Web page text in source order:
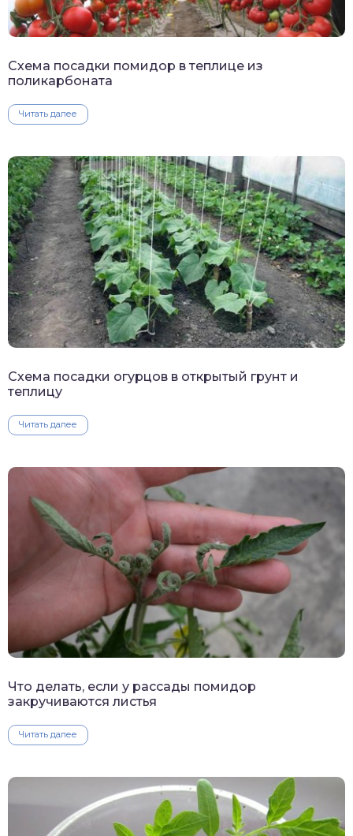
Схема посадки помидор в теплице из
поликарбоната
Читать далее
Схема посадки огурцов в открытый грунт и
теплицу
Читать далее
Что делать, если у рассады помидор
закручиваются листья
Читать далее